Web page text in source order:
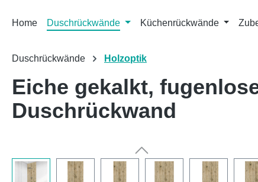
Home Duschrückwände Küchenrückwände
Duschrückwände Holzoptik
Eiche gekalkt,
Duschrückwand